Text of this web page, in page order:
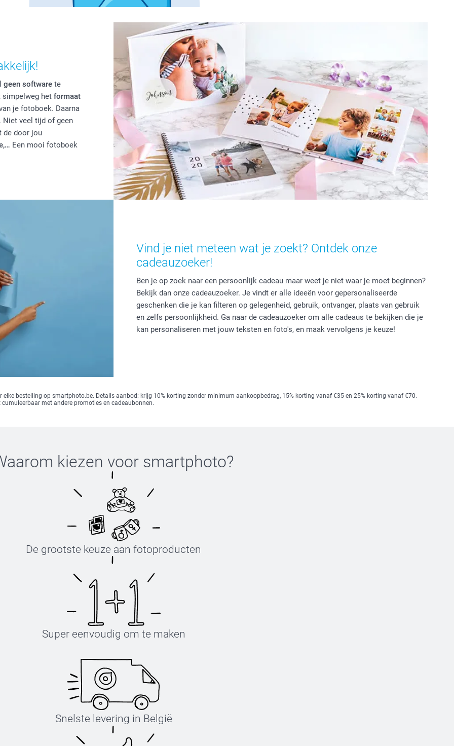
geen software te
het formaat
je fotoboek. Daarna
Niet veel tijd of geen
de door jou
Een mooi fotoboek
Vind je niet meteen wat je zoekt? Ontdek onze
cadeauzoeker!
Ben je op zoek naar een persoonlijk cadeau maar weet je niet waar je moet beginnen?
Bekijk dan onze cadeauzoeker. Je vindt er alle ideeën voor gepersonaliseerde
geschenken die je kan filteren op gelegenheid, gebruik, ontvanger, plaats van gebruik
en zelfs persoonlijkheid. Ga naar de cadeauzoeker om alle cadeaus te bekijken die je
kan personaliseren met jouw teksten en foto's, en maak vervolgens je keuze!
bestelling op smartphoto.be. Details aanbod: krijg 10% korting zonder minimum aankoopbedrag, 15% korting vanaf €35 en 25% korting vanaf €70.
met andere promoties en cadeaubonnen.
kiezen voor smartphoto?
De grootste keuze aan fotoproducten
Super eenvoudig om te maken
Snelste levering in België